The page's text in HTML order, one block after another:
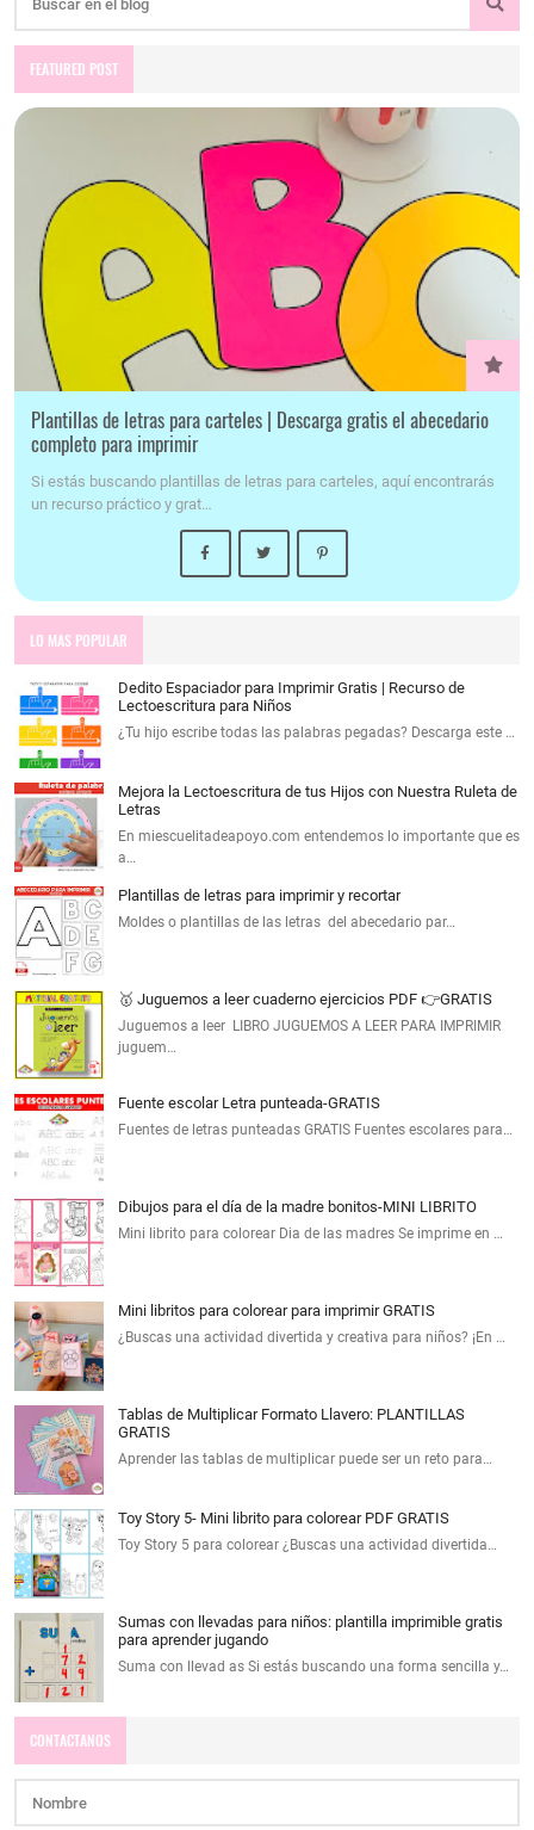
FEATURED POST
Plantillas de letras para carteles | Descarga gratis el abecedario
completo para imprimir
Si estás buscando plantillas de letras para carteles, aquí encontrarás
un recurso práctico y grat…
LO MAS POPULAR
Dedito Espaciador para Imprimir Gratis | Recurso de
Lectoescritura para Niños
¿Tu hijo escribe todas las palabras pegadas? Descarga este …
Mejora la Lectoescritura de tus Hijos con Nuestra Ruleta de
Letras
En miescuelitadeapoyo.com entendemos lo importante que es
a…
Plantillas de letras para imprimir y recortar
Moldes o plantillas de las letras del abecedario par…
🥇 Juguemos a leer cuaderno ejercicios PDF 👉GRATIS
Juguemos a leer LIBRO JUGUEMOS A LEER PARA IMPRIMIR
juguem…
Fuente escolar Letra punteada-GRATIS
Fuentes de letras punteadas GRATIS Fuentes escolares para…
Dibujos para el día de la madre bonitos-MINI LIBRITO
Mini librito para colorear Dia de las madres Se imprime en …
Mini libritos para colorear para imprimir GRATIS
¿Buscas una actividad divertida y creativa para niños? ¡En …
Tablas de Multiplicar Formato Llavero: PLANTILLAS
GRATIS
Aprender las tablas de multiplicar puede ser un reto para…
Toy Story 5- Mini librito para colorear PDF GRATIS
Toy Story 5 para colorear ¿Buscas una actividad divertida…
Sumas con llevadas para niños: plantilla imprimible gratis
para aprender jugando
Suma con llevad as Si estás buscando una forma sencilla y…
CONTACTANOS